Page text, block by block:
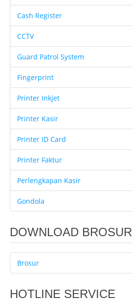
Kontrak Maintenance
Upgrade Program
Training Staff IT
Hubungi Kami
Cash Register
CCTV
Guard Patrol System
Fingerprint
Printer Inkjet
Printer Kasir
Printer ID Card
Printer Faktur
Perlengkapan Kasir
Gondola
DOWNLOAD BROSUR
Brosur
HOTLINE SERVICE